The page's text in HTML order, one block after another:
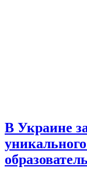
В Украине